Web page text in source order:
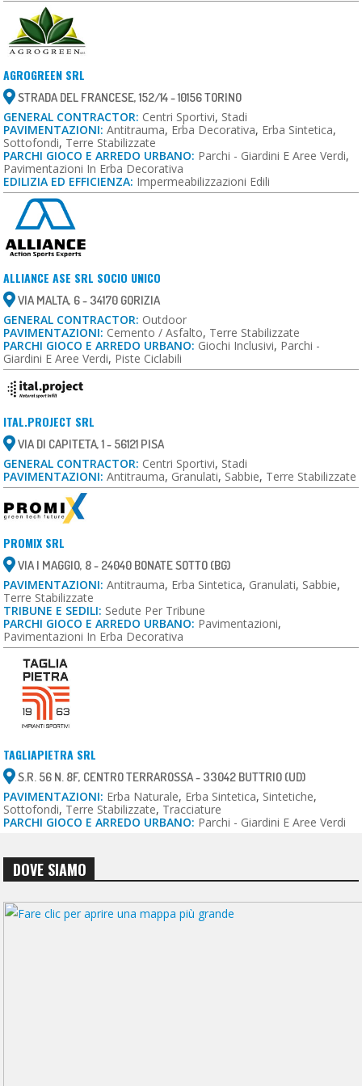
AGROGREEN SRL
STRADA DEL FRANCESE, 152/14 - 10156 TORINO
GENERAL CONTRACTOR: Centri Sportivi, Stadi
PAVIMENTAZIONI: Antitrauma, Erba Decorativa, Erba Sintetica,
Sottofondi, Terre Stabilizzate
PARCHI GIOCO E ARREDO URBANO: Parchi - Giardini E Aree Verdi,
Pavimentazioni In Erba Decorativa
EDILIZIA ED EFFICIENZA: Impermeabilizzazioni Edili
ALLIANCE ASE SRL SOCIO UNICO
VIA MALTA, 6 - 34170 GORIZIA
GENERAL CONTRACTOR: Outdoor
PAVIMENTAZIONI: Cemento / Asfalto, Terre Stabilizzate
PARCHI GIOCO E ARREDO URBANO: Giochi Inclusivi, Parchi -
Giardini E Aree Verdi, Piste Ciclabili
ITAL.PROJECT SRL
VIA DI CAPITETA, 1 - 56121 PISA
GENERAL CONTRACTOR: Centri Sportivi, Stadi
PAVIMENTAZIONI: Antitrauma, Granulati, Sabbie, Terre Stabilizzate
PROMIX SRL
VIA I MAGGIO, 8 - 24040 BONATE SOTTO (BG)
PAVIMENTAZIONI: Antitrauma, Erba Sintetica, Granulati, Sabbie,
Terre Stabilizzate
TRIBUNE E SEDILI: Sedute Per Tribune
PARCHI GIOCO E ARREDO URBANO: Pavimentazioni,
Pavimentazioni In Erba Decorativa
TAGLIAPIETRA SRL
S.R. 56 N. 8F, CENTRO TERRAROSSA - 33042 BUTTRIO (UD)
PAVIMENTAZIONI: Erba Naturale, Erba Sintetica, Sintetiche,
Sottofondi, Terre Stabilizzate, Tracciature
PARCHI GIOCO E ARREDO URBANO: Parchi - Giardini E Aree Verdi
DOVE SIAMO